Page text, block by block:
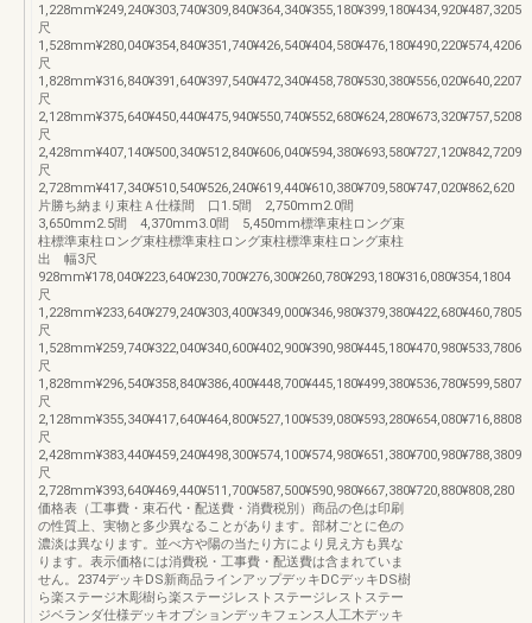
1,228mm¥249,240¥303,740¥309,840¥364,340¥355,180¥399,180¥434,920¥487,3205
尺
1,528mm¥280,040¥354,840¥351,740¥426,540¥404,580¥476,180¥490,220¥574,4206
尺
1,828mm¥316,840¥391,640¥397,540¥472,340¥458,780¥530,380¥556,020¥640,2207
尺
2,128mm¥375,640¥450,440¥475,940¥550,740¥552,680¥624,280¥673,320¥757,5208
尺
2,428mm¥407,140¥500,340¥512,840¥606,040¥594,380¥693,580¥727,120¥842,7209
尺
2,728mm¥417,340¥510,540¥526,240¥619,440¥610,380¥709,580¥747,020¥862,620
片勝ち納まり束柱Ａ仕様間 口1.5間 2,750mm2.0間
3,650mm2.5間 4,370mm3.0間 5,450mm標準束柱ロング束
柱標準束柱ロング束柱標準束柱ロング束柱標準束柱ロング束柱
出 幅3尺
928mm¥178,040¥223,640¥230,700¥276,300¥260,780¥293,180¥316,080¥354,1804
尺
1,228mm¥233,640¥279,240¥303,400¥349,000¥346,980¥379,380¥422,680¥460,7805
尺
1,528mm¥259,740¥322,040¥340,600¥402,900¥390,980¥445,180¥470,980¥533,7806
尺
1,828mm¥296,540¥358,840¥386,400¥448,700¥445,180¥499,380¥536,780¥599,5807
尺
2,128mm¥355,340¥417,640¥464,800¥527,100¥539,080¥593,280¥654,080¥716,8808
尺
2,428mm¥383,440¥459,240¥498,300¥574,100¥574,980¥651,380¥700,980¥788,3809
尺
2,728mm¥393,640¥469,440¥511,700¥587,500¥590,980¥667,380¥720,880¥808,280
価格表（工事費・束石代・配送費・消費税別）商品の色は印刷
の性質上、実物と多少異なることがあります。部材ごとに色の
濃淡は異なります。並べ方や陽の当たり方により見え方も異な
ります。表示価格には消費税・工事費・配送費は含まれていま
せん。2374デッキDS新商品ラインアップデッキDCデッキDS樹
ら楽ステージ木彫樹ら楽ステージレストステージレストステー
ジベランダ仕様デッキオプションデッキフェンス人工木デッキ